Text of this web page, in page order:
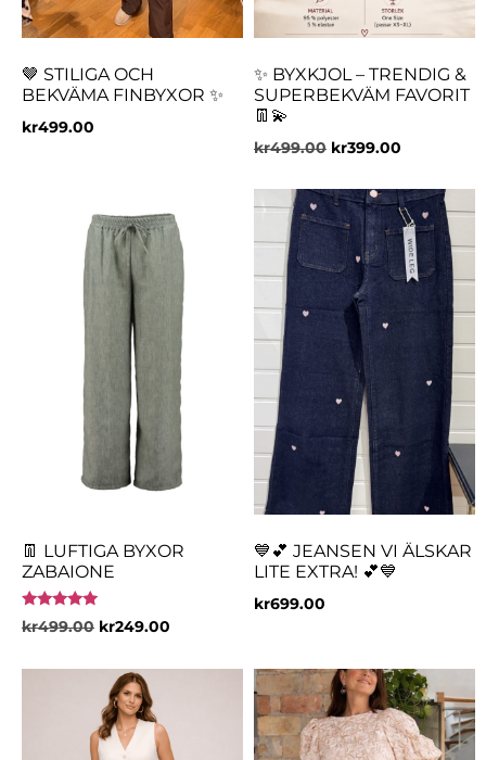
🤎 STILIGA OCH
BEKVÄMA FINBYXOR ✨
kr499.00
✨ BYXKJOL – TRENDIG &
SUPERBEKVÄM FAVORIT
👖💫
kr499.00 kr399.00
👖 LUFTIGA BYXOR
ZABAIONE
Betygsatt
5.00
kr499.00 kr249.00
💙💕 JEANSEN VI ÄLSKAR
LITE EXTRA! 💕💙
kr699.00